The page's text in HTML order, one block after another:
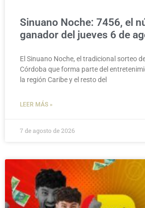
Sinuano Noche: 7456, el
ganador del jueves 6 de
El Sinuano Noche, el tradicional sorteo
Córdoba que forma parte del
la región Caribe y el resto del
LEER MÁS »
7 de agosto de 2026